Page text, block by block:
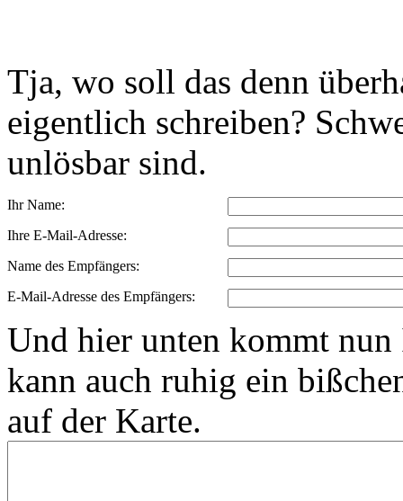
Tja, wo soll das denn
eigentlich schreiben?
unlösbar sind.
Ihr Name:
Ihre E-Mail-Adresse:
Name des Empfängers:
E-Mail-Adresse des Empfängers:
Und hier unten kommt
kann auch ruhig ein
auf der Karte.